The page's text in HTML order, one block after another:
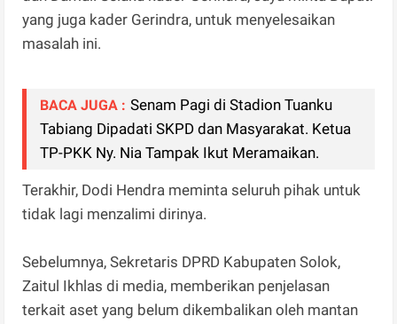
yang juga kader Gerindra, untuk menyelesaikan
masalah ini.
BACA JUGA : Senam Pagi di Stadion Tuanku
Tabiang Dipadati SKPD dan Masyarakat. Ketua
TP-PKK Ny. Nia Tampak Ikut Meramaikan.
Terakhir, Dodi Hendra meminta seluruh pihak untuk
tidak lagi menzalimi dirinya.
Sebelumnya, Sekretaris DPRD Kabupaten Solok,
Zaitul Ikhlas di media, memberikan penjelasan
terkait aset yang belum dikembalikan oleh mantan